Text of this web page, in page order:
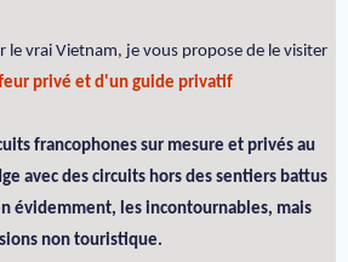
le vrai Vietnam, je vous propose de le visiter
privé et d'un guide privatif
francophones sur mesure et privés au
avec des circuits hors des sentiers battus
évidemment, les incontournables, mais
non touristique.